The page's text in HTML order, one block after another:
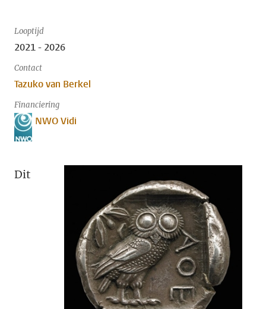
Looptijd
2021 - 2026
Contact
Tazuko van Berkel
Financiering
NWO Vidi
Dit